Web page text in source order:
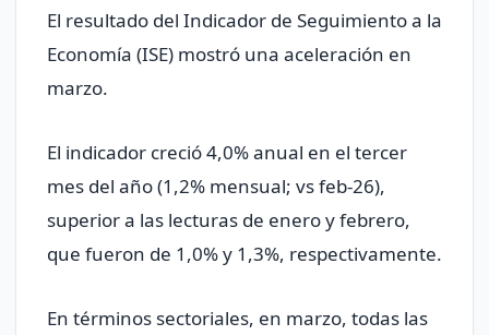
El resultado del Indicador de Seguimiento a la
Economía (ISE) mostró una aceleración en
marzo.
El indicador creció 4,0% anual en el tercer
mes del año (1,2% mensual; vs feb-26),
superior a las lecturas de enero y febrero,
que fueron de 1,0% y 1,3%, respectivamente.
En términos sectoriales, en marzo, todas las